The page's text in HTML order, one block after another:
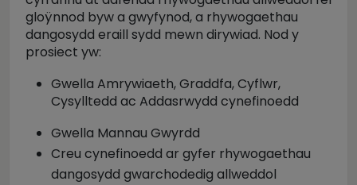
gloÿnnod byw a gwyfynod, a rhywogaethau
dangosydd eraill sydd mewn dirywiad. Nod y
prosiect yw:
Gwella Amrywiaeth, Graddfa, Cyflwr,
Cysylltedd ac Addasrwydd cynefinoedd
Gwella Mannau Gwyrdd
Creu cynefinoedd ar gyfer rhywogaethau
dangosydd gwarchodedig allweddol